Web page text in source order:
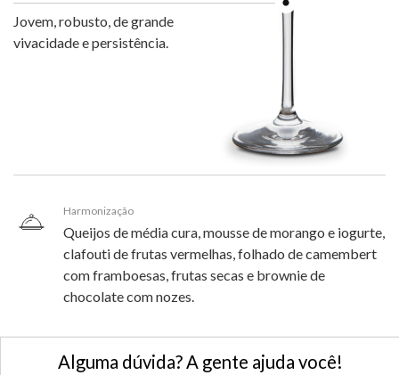
Jovem, robusto, de grande
vivacidade e persistência.
Harmonização
Queijos de média cura, mousse de morango e iogurte,
clafouti de frutas vermelhas, folhado de camembert
com framboesas, frutas secas e brownie de
chocolate com nozes.
Alguma dúvida? A gente ajuda você!